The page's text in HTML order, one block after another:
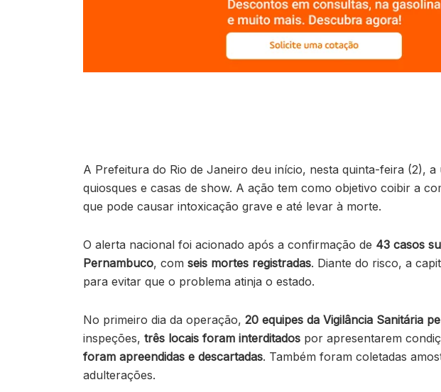
A Prefeitura do Rio de Janeiro deu início, nesta quinta-feira (2),
quiosques e casas de show. A ação tem como objetivo coibir a
que pode causar intoxicação grave e até levar à morte.
O alerta nacional foi acionado após a confirmação de 43 casos
Pernambuco, com seis mortes registradas. Diante do risco, a
para evitar que o problema atinja o estado.
No primeiro dia da operação, 20 equipes da Vigilância Sanitária
inspeções, três locais foram interditados por apresentarem
foram apreendidas e descartadas. Também foram coletadas
adulterações.